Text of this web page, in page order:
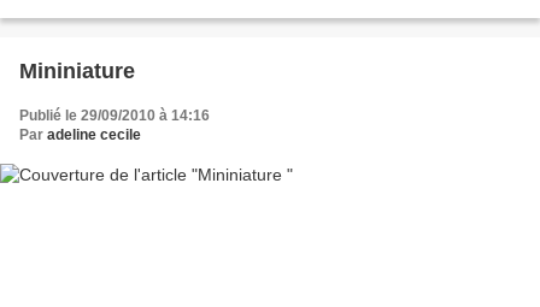
Mininiature
Publié le 29/09/2010 à 14:16
Par adeline cecile